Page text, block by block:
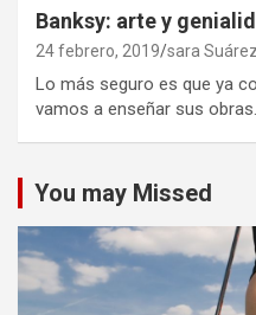
Banksy: arte y
24 febrero, 2019 sara Suárez
Lo más seguro es que ya
vamos a enseñar sus obras…
You may Missed